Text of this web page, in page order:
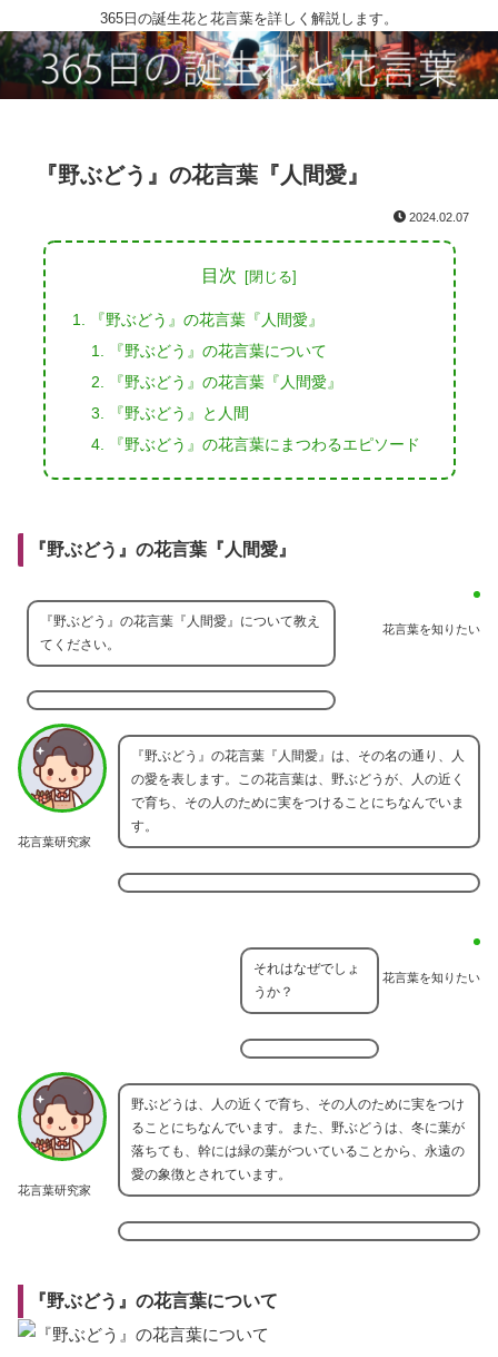
365日の誕生花と花言葉を詳しく解説します。
『野ぶどう』の花言葉『人間愛』
2024.02.07
目次
『野ぶどう』の花言葉『人間愛』
『野ぶどう』の花言葉について
『野ぶどう』の花言葉『人間愛』
『野ぶどう』と人間
『野ぶどう』の花言葉にまつわるエピソード
『野ぶどう』の花言葉『人間愛』
花言葉を知りたい
『野ぶどう』の花言葉『人間愛』について教え
てください。
花言葉研究家
『野ぶどう』の花言葉『人間愛』は、その名の通り、人
の愛を表します。この花言葉は、野ぶどうが、人の近く
で育ち、その人のために実をつけることにちなんでいま
す。
花言葉を知りたい
それはなぜでしょ
うか？
花言葉研究家
野ぶどうは、人の近くで育ち、その人のために実をつけ
ることにちなんでいます。また、野ぶどうは、冬に葉が
落ちても、幹には緑の葉がついていることから、永遠の
愛の象徴とされています。
『野ぶどう』の花言葉について